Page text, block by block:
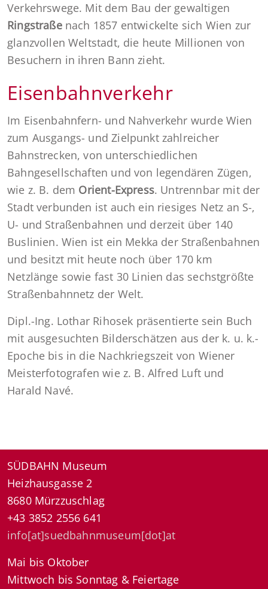
Verkehrswege. Mit dem Bau der gewaltigen
Ringstraßenach 1857 entwickelte sich Wien zur
glanzvollen Weltstadt, die heute Millionen von
Besuchern in ihren Bann zieht.
Eisenbahnverkehr
Im Eisenbahnfern- und Nahverkehr wurde Wien
zum Ausgangs- und Zielpunkt zahlreicher
Bahnstrecken, von unterschiedlichen
Bahngesellschaften und von legendären Zügen,
wie z. B. dem Orient-Express. Untrennbar mit der
Stadt verbunden ist auch ein riesiges Netz an S-,
U- und Straßenbahnen und derzeit über 140
Buslinien. Wien ist ein Mekka der Straßenbahnen
und besitzt mit heute noch über 170 km
Netzlänge sowie fast 30 Linien das sechstgrößte
Straßenbahnnetz der Welt.
Dipl.-Ing. Lothar Rihosek präsentierte sein Buch
mit ausgesuchten Bilderschätzen aus der k. u. k.-
Epoche bis in die Nachkriegszeit von Wiener
Meisterfotografen wie z. B. Alfred Luft und
Harald Navé.
SÜDBAHN Museum
Heizhausgasse 2
8680 Mürzzuschlag
+43 3852 2556 641
info[at]suedbahnmuseum[dot]at
Mai bis Oktober
Mittwoch bis Sonntag & Feiertage